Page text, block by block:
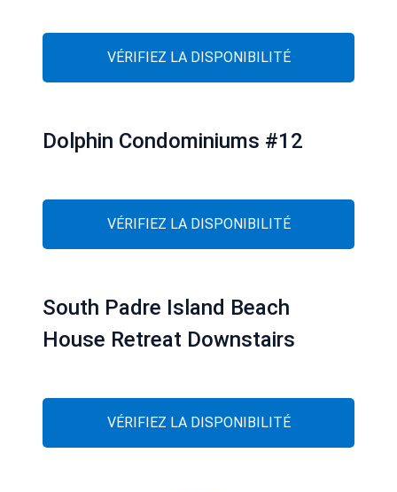
VÉRIFIEZ LA DISPONIBILITÉ
Dolphin Condominiums #12
VÉRIFIEZ LA DISPONIBILITÉ
South Padre Island Beach
House Retreat Downstairs
VÉRIFIEZ LA DISPONIBILITÉ